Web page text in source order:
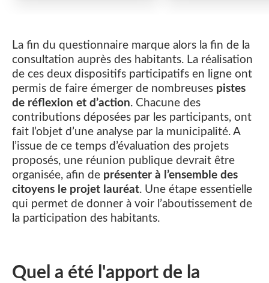
La fin du questionnaire marque alors la fin de la
consultation auprès des habitants. La réalisation
de ces deux dispositifs participatifs en ligne ont
permis de faire émerger de nombreuses pistes
de réflexion et d’action. Chacune des
contributions déposées par les participants, ont
fait l’objet d’une analyse par la municipalité. A
l’issue de ce temps d’évaluation des projets
proposés, une réunion publique devrait être
organisée, afin de présenter à l’ensemble des
citoyens le projet lauréat. Une étape essentielle
qui permet de donner à voir l’aboutissement de
la participation des habitants.
Quel a été l'apport de la